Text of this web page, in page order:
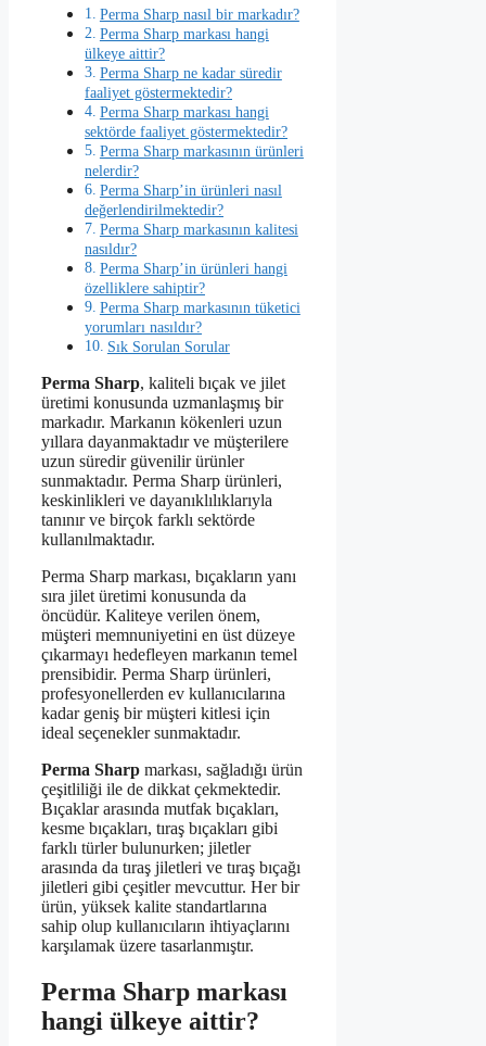
Perma Sharp nasıl bir markadır?
Perma Sharp markası hangi
ülkeye aittir?
Perma Sharp ne kadar süredir
faaliyet göstermektedir?
Perma Sharp markası hangi
sektörde faaliyet göstermektedir?
Perma Sharp markasının ürünleri
nelerdir?
Perma Sharp’in ürünleri nasıl
değerlendirilmektedir?
Perma Sharp markasının kalitesi
nasıldır?
Perma Sharp’in ürünleri hangi
özelliklere sahiptir?
Perma Sharp markasının tüketici
yorumları nasıldır?
Sık Sorulan Sorular
Perma Sharp, kaliteli bıçak ve jilet
üretimi konusunda uzmanlaşmış bir
markadır. Markanın kökenleri uzun
yıllara dayanmaktadır ve müşterilere
uzun süredir güvenilir ürünler
sunmaktadır. Perma Sharp ürünleri,
keskinlikleri ve dayanıklılıklarıyla
tanınır ve birçok farklı sektörde
kullanılmaktadır.
Perma Sharp markası, bıçakların yanı
sıra jilet üretimi konusunda da
öncüdür. Kaliteye verilen önem,
müşteri memnuniyetini en üst düzeye
çıkarmayı hedefleyen markanın temel
prensibidir. Perma Sharp ürünleri,
profesyonellerden ev kullanıcılarına
kadar geniş bir müşteri kitlesi için
ideal seçenekler sunmaktadır.
Perma Sharp markası, sağladığı ürün
çeşitliliği ile de dikkat çekmektedir.
Bıçaklar arasında mutfak bıçakları,
kesme bıçakları, tıraş bıçakları gibi
farklı türler bulunurken; jiletler
arasında da tıraş jiletleri ve tıraş bıçağı
jiletleri gibi çeşitler mevcuttur. Her bir
ürün, yüksek kalite standartlarına
sahip olup kullanıcıların ihtiyaçlarını
karşılamak üzere tasarlanmıştır.
Perma Sharp markası
hangi ülkeye aittir?